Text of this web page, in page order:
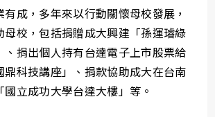
成，多年來以行動關懷母校發展，
母校，包括捐贈成大興建「孫運璿綠
、捐出個人持有台達電子上市股票給
鼎科技講座」、捐款協助成大在台南
立成功大學台達大樓」等。